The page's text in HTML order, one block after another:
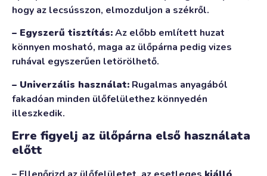
hogy az lecsússzon, elmozduljon a székről.
– Egyszerű tisztítás:Az előbb említett huzat
könnyen mosható, maga az ülőpárna pedig vizes
ruhával egyszerűen letörölhető.
– Univerzális használat: Rugalmas anyagából
fakadóan minden ülőfelülethez könnyedén
illeszkedik.
Erre figyelj az ülőpárna első használata
előtt